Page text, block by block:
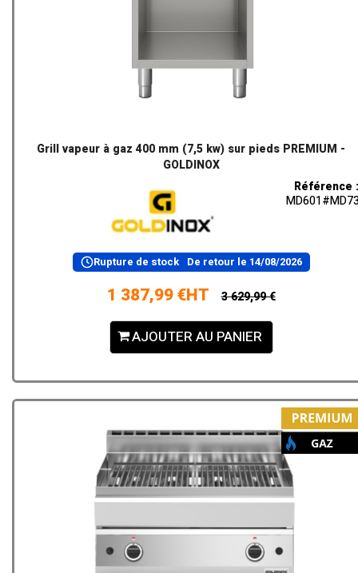
Grill vapeur à gaz 400 mm (7,5 kw) sur pieds PREMIUM -
GOLDINOX
Référence :
Rupture de stock De retour le 14/08/2026
1 387,99 €HT 3 629,99 €
AJOUTER AU PANIER